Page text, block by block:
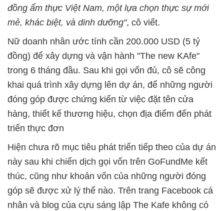
đồng ẩm thực Việt Nam, một lựa chọn thực sự mới
mẻ, khác biệt, và dinh dưỡng", cô viết.
Nữ doanh nhân ước tính cần 200.000 USD (5 tỷ
đồng) để xây dựng và vận hành "The new KAfe"
trong 6 tháng đầu. Sau khi gọi vốn đủ, cô sẽ công
khai quá trình xây dựng lên dự án, để những người
đóng góp được chứng kiến từ việc đặt tên cửa
hàng, thiết kế thương hiệu, chọn địa điểm đến phát
triển thực đơn
Hiện chưa rõ mục tiêu phát triển tiếp theo của dự án
này sau khi chiến dịch gọi vốn trên GoFundMe kết
thúc, cũng như khoản vốn của những người đóng
góp sẽ được xử lý thế nào. Trên trang Facebook cá
nhân và blog của cựu sáng lập The Kafe không có